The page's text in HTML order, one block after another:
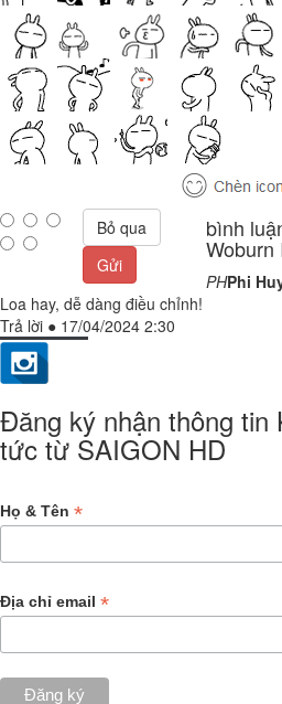
Bỏ qua
Gửi
bình
Woburn
PHPhi
Loa hay, dễ dàng điều chỉnh!
Trả lời ● 17/04/2024 2:30
Đăng ký nhận thông tin
tức từ SAIGON HD
Họ & Tên *
Địa chỉ email *